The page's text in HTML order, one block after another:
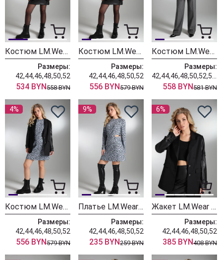
Костюм LM.Wear ЧК 6955 черный
Размеры:
42,44,46,48,50,52
534 BYN558 BYN
Костюм LM.Wear ЧК 6956 черный
Размеры:
42,44,46,48,50,52
556 BYN579 BYN
Костюм LM.Wear СК 6030 серый
Размеры:
558 BYN581 BYN
4%
Костюм LM.Wear ПЛ 3060 Голубой, чёрный
Размеры:
42,44,46,48,50,52
556 BYN579 BYN
9%
Платье LM.Wear ПЛ 3019 Голубой, чёрный
Размеры:
42,44,46,48,50,52
235 BYN259 BYN
6%
Жакет LM.Wear ПЛ 6029 черный
Размеры:
42,44,46,48,50,52
385 BYN408 BYN